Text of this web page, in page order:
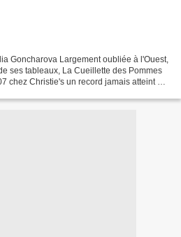
Goncharova Largement oubliée à l'Ouest,
ses tableaux, La Cueillette des Pommes
chez Christie's un record jamais atteint par